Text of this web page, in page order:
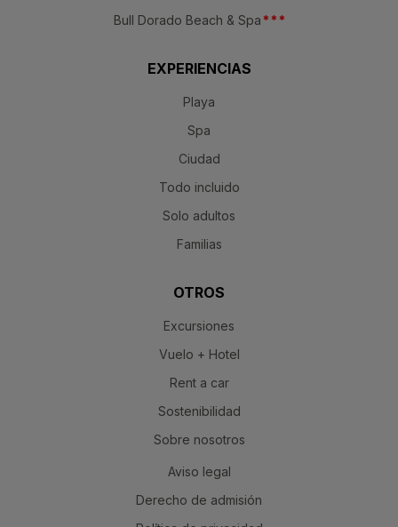
Bull Dorado Beach & Spa * * *
EXPERIENCIAS
Playa
Spa
Ciudad
Todo incluido
Solo adultos
Familias
OTROS
Excursiones
Vuelo + Hotel
Rent a car
Sostenibilidad
Sobre nosotros
Aviso legal
Derecho de admisión